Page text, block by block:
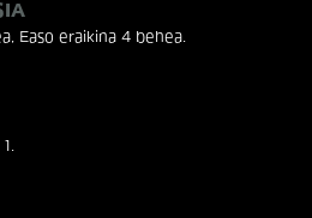
Easo eraikina 4 behea.